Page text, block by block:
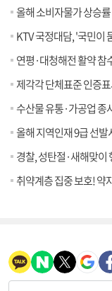
올해 소비자물가 상승
KTV 국정대담, '국민이 묻
연평·대청해전 활약 참
제각각 단체표준 인증
수산물 유통·가공업 종
올해 지역인재 9급 선
경찰, 성탄절·새해맞이
취약계층 집중 보호! 약